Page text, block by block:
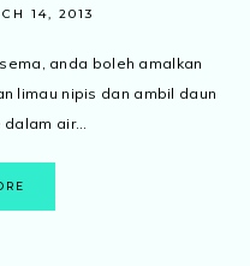
14, 2013
anda boleh amalkan
limau nipis dan ambil daun
dalam air...